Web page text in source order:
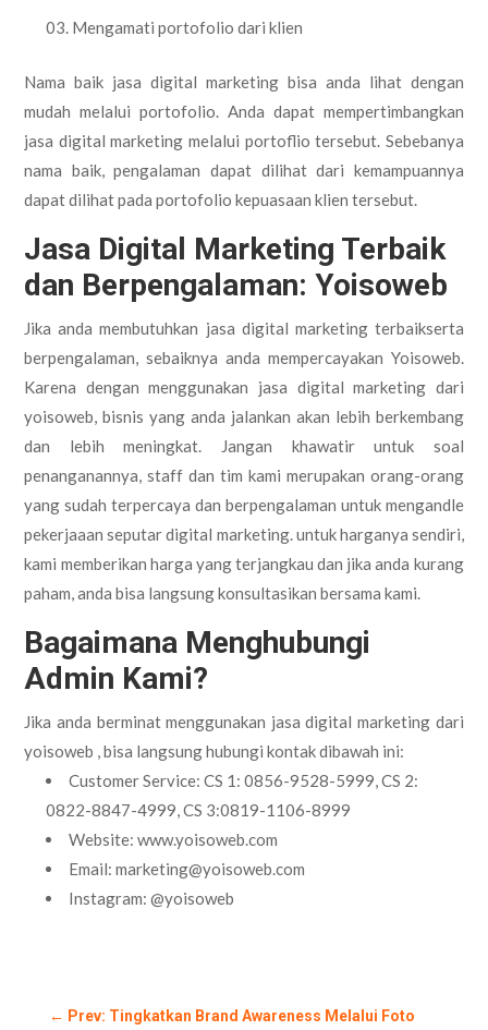
Mengamati portofolio dari klien
Nama baik jasa digital marketing bisa anda lihat dengan
mudah melalui portofolio. Anda dapat mempertimbangkan
jasa digital marketing melalui portoflio tersebut. Sebebanya
nama baik, pengalaman dapat dilihat dari kemampuannya
dapat dilihat pada portofolio kepuasaan klien tersebut.
Jasa Digital Marketing Terbaik
dan Berpengalaman: Yoisoweb
Jika anda membutuhkan jasa digital marketing terbaikserta
berpengalaman, sebaiknya anda mempercayakan Yoisoweb.
Karena dengan menggunakan jasa digital marketing dari
yoisoweb, bisnis yang anda jalankan akan lebih berkembang
dan lebih meningkat. Jangan khawatir untuk soal
penanganannya, staff dan tim kami merupakan orang-orang
yang sudah terpercaya dan berpengalaman untuk mengandle
pekerjaaan seputar digital marketing. untuk harganya sendiri,
kami memberikan harga yang terjangkau dan jika anda kurang
paham, anda bisa langsung konsultasikan bersama kami.
Bagaimana Menghubungi
Admin Kami?
Jika anda berminat menggunakan jasa digital marketing dari
yoisoweb , bisa langsung hubungi kontak dibawah ini:
Customer Service: CS 1: 0856-9528-5999, CS 2:
0822-8847-4999, CS 3:0819-1106-8999
Website: www.yoisoweb.com
Email: marketing@yoisoweb.com
Instagram: @yoisoweb
← Prev: Tingkatkan Brand Awareness Melalui Foto